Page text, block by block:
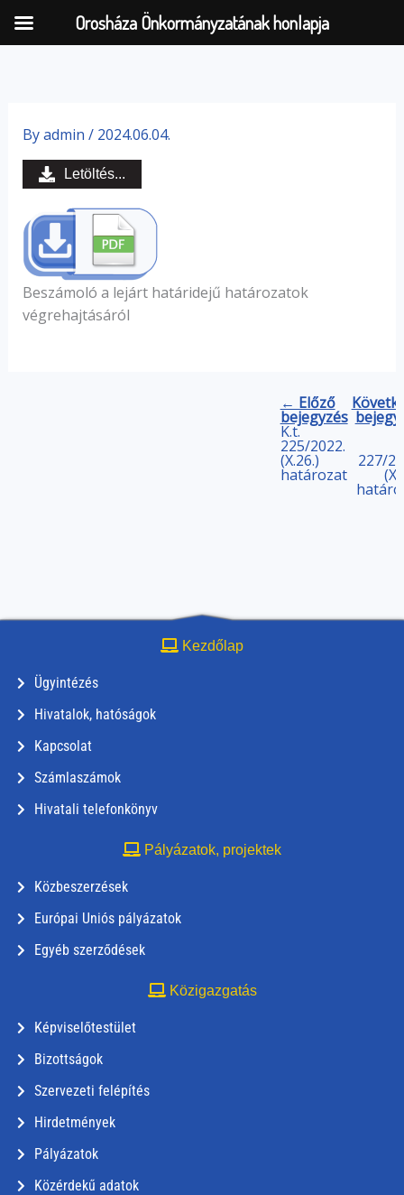
content
Byadmin / 2024.06.04.
Beszámoló a lejárt határidejű határozatok
végrehajtásáról
Letöltés...
← Előző
bejegyzés
K.t.
225/2022.
(X.26.)
határozat
227/
Kezdőlap
Ügyintézés
Hivatalok, hatóságok
Kapcsolat
Számlaszámok
Hivatali telefonkönyv
Pályázatok, projektek
Közbeszerzések
Európai Uniós pályázatok
Egyéb szerződések
Közigazgatás
Képviselőtestület
Bizottságok
Szervezeti felépítés
Hirdetmények
Pályázatok
Közérdekű adatok
Orosháza Önkormányzatának honlapja